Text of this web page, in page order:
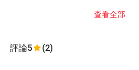
查看全部
評論5 (2)